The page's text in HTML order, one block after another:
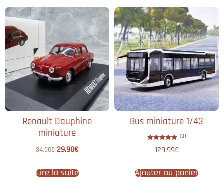
Renault Dauphine
miniature
34.90€ 29.90€
Lire la suite
Bus miniature 1/43
5.00
(3)
129.99€
Ajouter au panier